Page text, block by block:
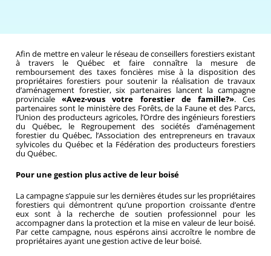
Afin de mettre en valeur le réseau de conseillers forestiers existant
à travers le Québec et faire connaître la mesure de
remboursement des taxes foncières mise à la disposition des
propriétaires forestiers pour soutenir la réalisation de travaux
d’aménagement forestier, six partenaires lancent la campagne
provinciale«Avez-vous votre forestier de famille?». Ces
partenaires sont le ministère des Forêts, de la Faune et des Parcs,
l’Union des producteurs agricoles, l’Ordre des ingénieurs forestiers
du Québec, le Regroupement des sociétés d’aménagement
forestier du Québec, l’Association des entrepreneurs en travaux
sylvicoles du Québec et la Fédération des producteurs forestiers
du Québec.
Pour une gestion plus active de leur boisé
La campagne s’appuie sur les dernières études sur les propriétaires
forestiers qui démontrent qu’une proportion croissante d’entre
eux sont à la recherche de soutien professionnel pour les
accompagner dans la protection et la mise en valeur de leur boisé.
Par cette campagne, nous espérons ainsi accroître le nombre de
propriétaires ayant une gestion active de leur boisé.